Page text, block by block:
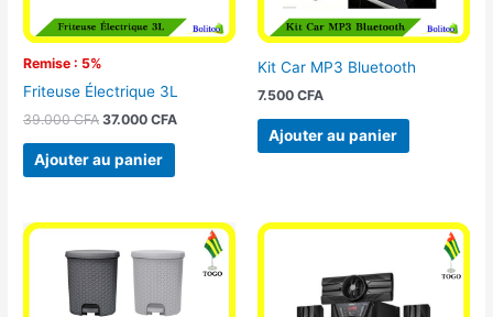
Remise : 5%
Friteuse Électrique 3L
39.000CFA 37.000CFA
Ajouter au panier
Kit Car MP3 Bluetooth
7.500 CFA
Ajouter au panier